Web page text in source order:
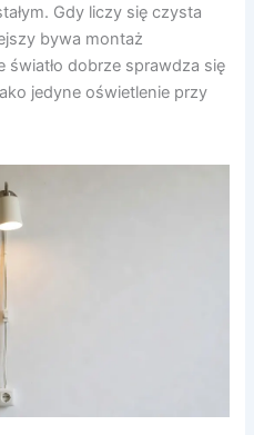
Gdy liczy się czysta
bywa montaż
dobrze sprawdza się
jedyne oświetlenie przy